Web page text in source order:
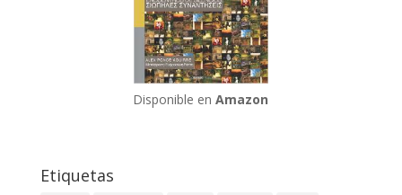
Disponible enAmazon
Etiquetas